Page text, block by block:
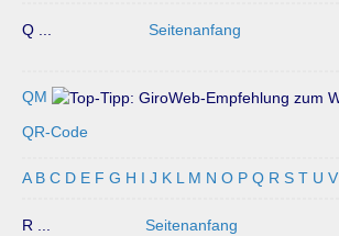
Q ... Seitenanfang
QM
QR-Code
A B C D E F G H I J K L M N O P Q R S T U V
R ... Seitenanfang